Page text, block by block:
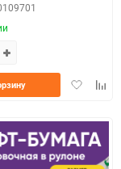
Добавить